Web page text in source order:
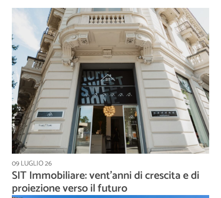
09 LUGLIO 26
SIT Immobiliare: vent’anni di crescita e di
proiezione verso il futuro